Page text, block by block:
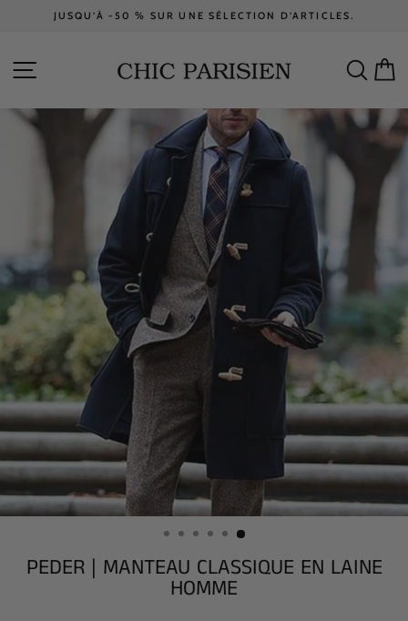
JUSQU’À -50 % SUR UNE SÉLECTION D’ARTICLES.
PEDER | MANTEAU CLASSIQUE EN LAINE
HOMME